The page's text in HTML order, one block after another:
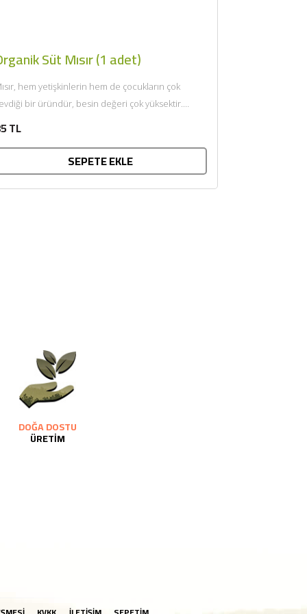
Süt Mısır (1 adet)
hem yetişkinlerin hem de çocukların çok
bir üründür, besin değeri çok yüksektir.
TL
SEPETE EKLE
DOĞA DOSTU
ÜRETİM